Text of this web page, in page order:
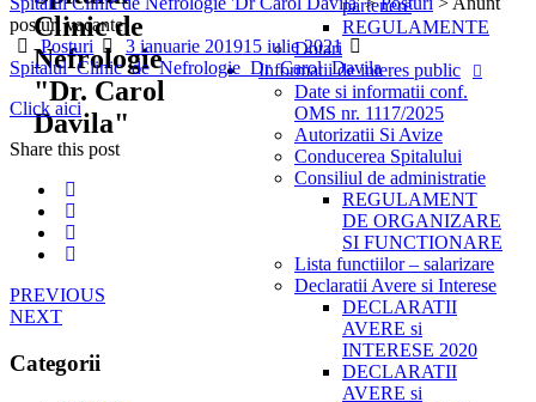
Clinic de
Nefrologie
"Dr. Carol
Davila"
partenere
REGULAMENTE
Dotari
Informatii de interes public
Date si informatii conf.
OMS nr. 1117/2025
Autorizatii Si Avize
Conducerea Spitalului
Consiliul de administratie
REGULAMENT
DE ORGANIZARE
SI FUNCTIONARE
Lista functiilor – salarizare
Declaratii Avere si Interese
DECLARATII
AVERE si
INTERESE 2020
DECLARATII
AVERE si
posturi vacante
Categories
Posturi
Posted
on
3 ianuarie 201915 iulie 2021
Spitalul_Clinic_de_Nefrologie_Dr_Carol_Davila
Click aici
Share this post
PREVIOUS
NEXT
Categorii